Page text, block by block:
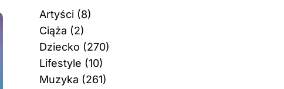
Artyści(8)
Ciąża (2)
Dziecko (270)
Lifestyle (10)
Muzyka (261)